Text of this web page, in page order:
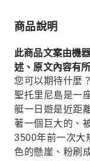
片上的希臘
您將參觀一
石街道和酒
將在伊亞停
最壯麗景色
口，景色令
都費拉。您
小店和精品
商品說明
此商品文案由機
述、原文內容有
您可以期待什麼？
聖托里尼島是一
艇一日遊是近距
著一個巨大的、
3500年前一次大
色的懸崖、粉刷